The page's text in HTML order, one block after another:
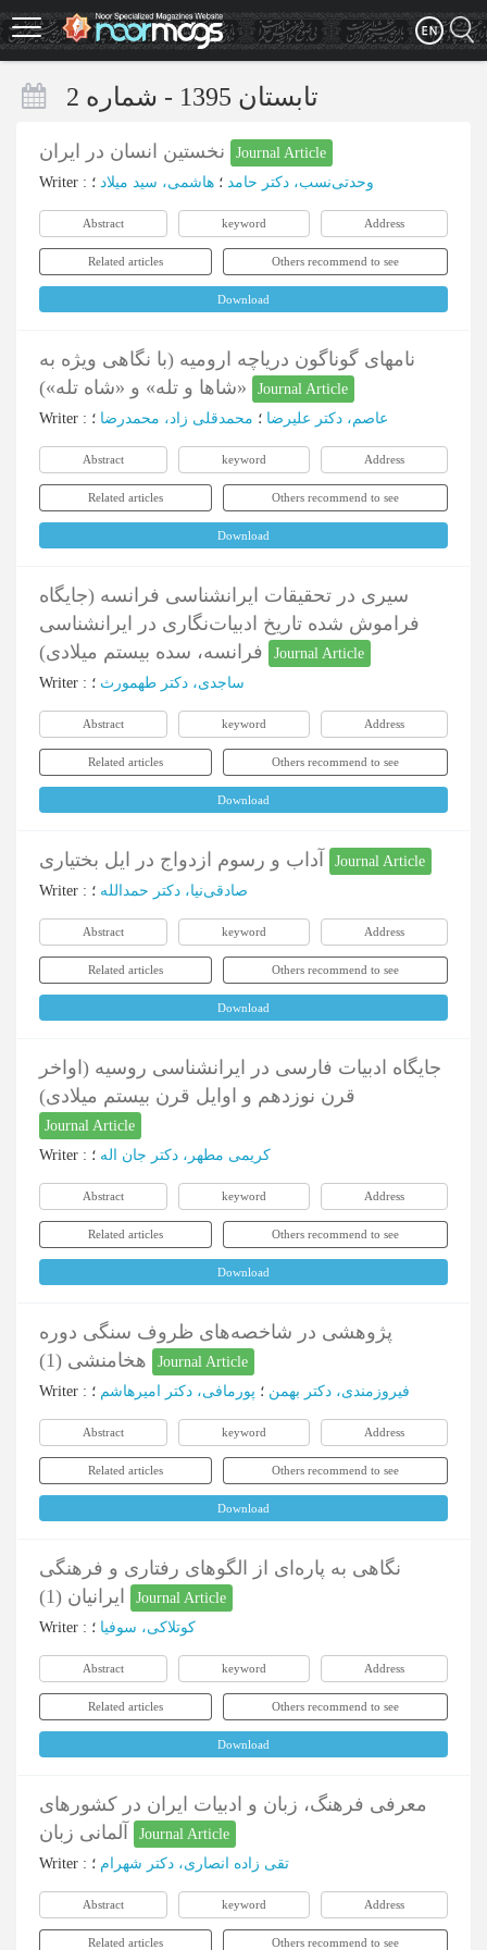
Skip
to
main
تابستان 1395 - شماره 2
Journal Article
Writer : وحدتی‌نسب، دکتر حامد ؛ هاشمی، سید میلاد ؛
Abstract keyword Address
Related articles Others recommend to see
Download
نامهای گوناگون دریاچه ارومیه (با نگاهی ویژه به
Journal Article
Writer : عاصم، دکتر علیرضا ؛ محمدقلی زاد، محمدرضا ؛
Abstract keyword Address
Related articles Others recommend to see
Download
سیری در تحقیقات ایرانشناسی فرانسه (جایگاه
فراموش شده تاریخ ادبیات‌نگاری در ایرانشناسی
Journal Article
Writer : ساجدی، دکتر طهمورث ؛
Abstract keyword Address
Related articles Others recommend to see
Download
Journal Article
Writer : صادقی‌نیا، دکتر حمدالله ؛
Abstract keyword Address
Related articles Others recommend to see
Download
جایگاه ادبیات فارسی در ایرانشناسی روسیه (اواخر
قرن نوزدهم و اوایل قرن بیستم میلادی)
Journal Article
Writer : کریمی مطهر، دکتر جان اله ؛
Abstract keyword Address
Related articles Others recommend to see
Download
پژوهشی در شاخصه‌های ظروف سنگی دوره
Journal Article
Writer : فیروزمندی، دکتر بهمن ؛ پورمافی، دکتر امیرهاشم ؛
Abstract keyword Address
Related articles Others recommend to see
Download
نگاهی به پاره‌ای از الگوهای رفتاری و فرهنگی
Journal Article
Writer : کوتلاکی، سوفیا ؛
Abstract keyword Address
Related articles Others recommend to see
Download
معرفی فرهنگ، زبان و ادبیات ایران در کشورهای
Journal Article
Writer : تقی زاده انصاری، دکتر شهرام ؛
Abstract keyword Address
Related articles Others recommend to see